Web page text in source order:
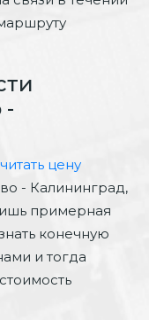
-
цену
- Калининград,
примерная
конечную
и тогда